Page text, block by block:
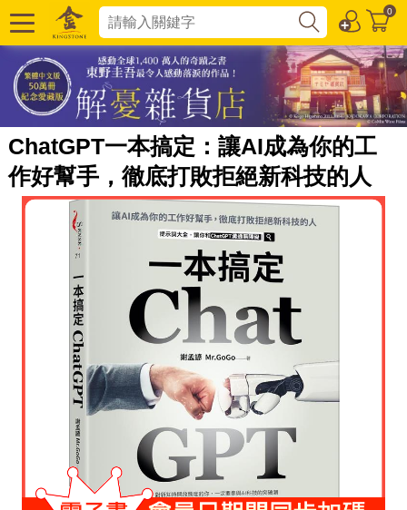
0
ChatGPT一本搞定：讓AI成為你的工
作好幫手，徹底打敗拒絕新科技的人